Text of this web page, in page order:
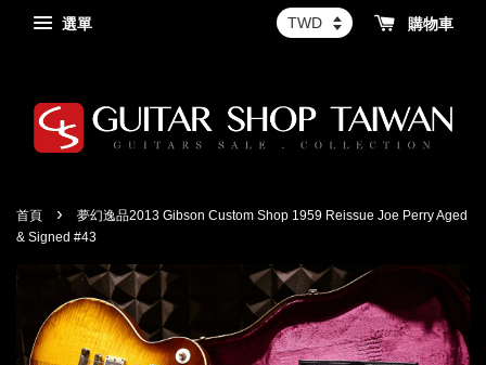
選單 購物車
首頁 ›
夢幻逸品2013 Gibson Custom Shop 1959 Reissue Joe Perry Aged
& Signed #43